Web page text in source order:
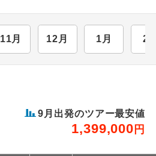
11月 12月 1月 2
9月出発のツアー最安値
1,399,000 円